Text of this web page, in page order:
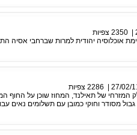
2350 צפיות
אוכלוסיה יהודית למרות שברחבי אסיה
27/02/
2286 צפיות
המזרחי של תאילנד, המחוז שוכן על החוף
מסודר וחוקי כמובן עם תשלומים נאים